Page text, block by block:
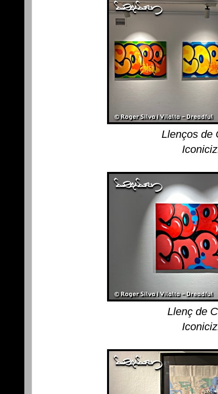
Llenços de
Llenç de